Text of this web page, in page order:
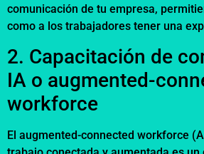
comunicación de tu empresa,
como a los trabajadores tener una
2. Capacitación de
IA o augmented-
workforce
El augmented-connected workforce